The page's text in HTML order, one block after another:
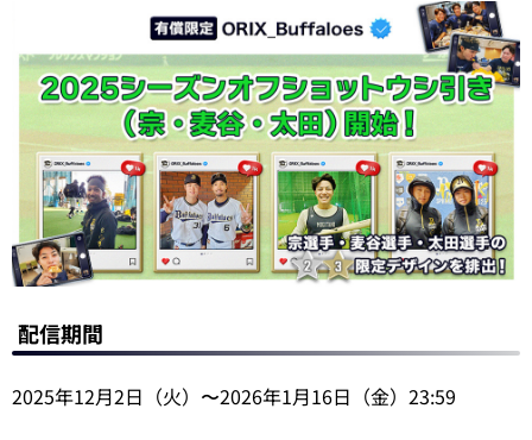
配信期間
2025年12月2日（火）〜2026年1月16日（金）23:59